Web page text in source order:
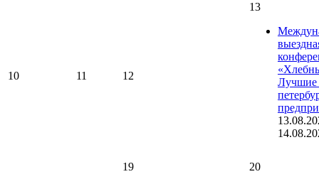
10 11 12
13
Лучшие
19
20